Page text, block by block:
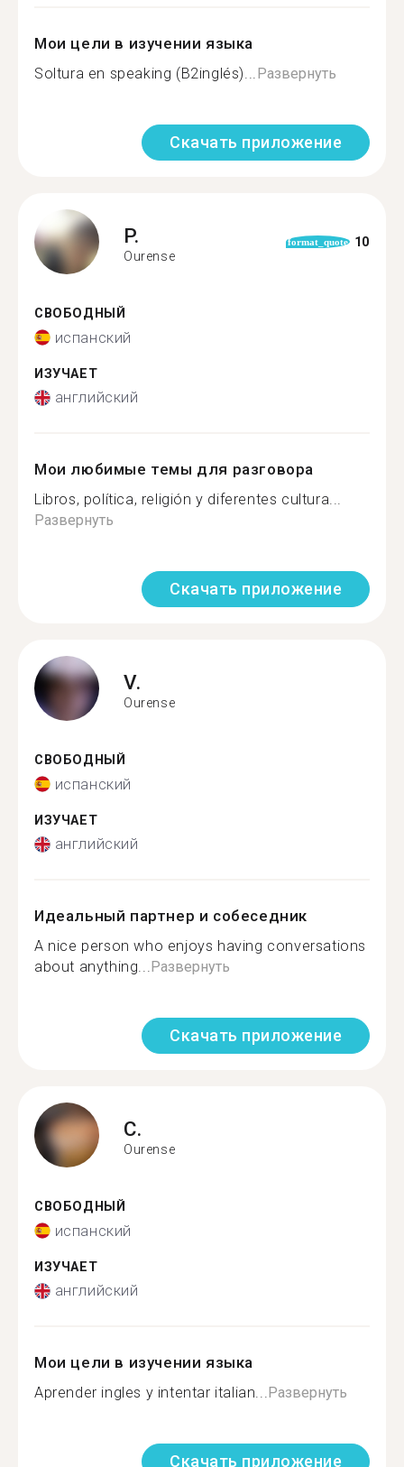
Мои цели в изучении языка
Soltura en speaking (B2inglés)...Развернуть
Скачать приложение
P.
Ourense
format_quote 10
СВОБОДНЫЙ
испанский
ИЗУЧАЕТ
английский
Мои любимые темы для разговора
Libros, política, religión y diferentes cultura...
Развернуть
Скачать приложение
V.
Ourense
СВОБОДНЫЙ
испанский
ИЗУЧАЕТ
английский
Идеальный партнер и собеседник
A nice person who enjoys having conversations
about anything...Развернуть
Скачать приложение
C.
Ourense
СВОБОДНЫЙ
испанский
ИЗУЧАЕТ
английский
Мои цели в изучении языка
Aprender ingles y intentar italian...Развернуть
Скачать приложение